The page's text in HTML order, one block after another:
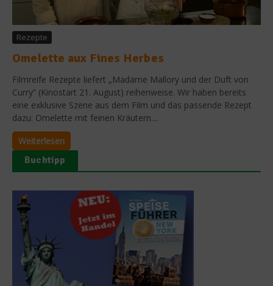
Rezepte
Omelette aux Fines Herbes
Filmreife Rezepte liefert „Madame Mallory und der Duft von
Curry“ (Kinostart 21. August) reihenweise. Wir haben bereits
eine exklusive Szene aus dem Film und das passende Rezept
dazu: Omelette mit feinen Kräutern....
Weiterlesen
Buchtipp